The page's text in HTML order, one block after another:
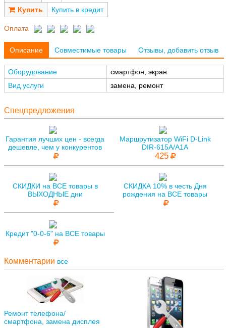
Купить в кредит
Оплата
Описание Совместимые товары Отзывы, добавить отзыв
Оборудование
смартфон, экран
Вид услуги
замена, ремонт
Спецпредложения
Гарантия лучших цен - всегда
дешевле, чем у конкурентов
Маршрутизатор WiFi D-Link
DIR-615A/A1A
425
СКИДКИ на ВСЕ товары в
ВЫХОДНЫЕ дни
СКИДКА 10% в честь Дня
рождения на ВСЕ товары
Кредит "0-0-6" на ВСЕ товары
Комментарии все
Ремонт телефона/
смартфона, замена дисплея